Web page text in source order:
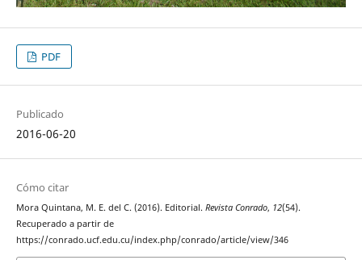
PDF
Publicado
2016-06-20
Cómo citar
Mora Quintana, M. E. del C. (2016). Editorial. Revista Conrado, 12(54).
Recuperado a partir de
https://conrado.ucf.edu.cu/index.php/conrado/article/view/346